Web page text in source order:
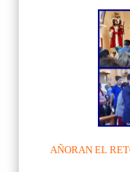
AÑORAN EL